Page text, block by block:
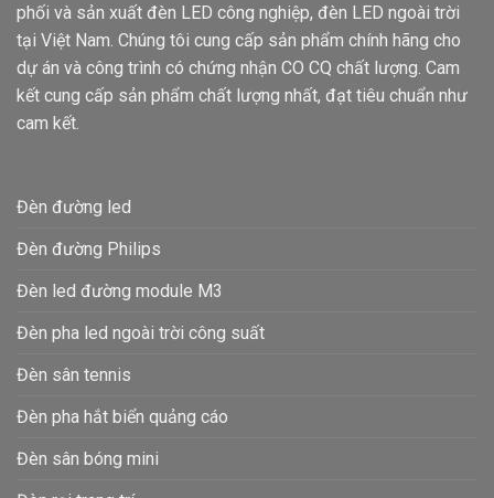
phối và sản xuất đèn LED công nghiệp, đèn LED ngoài trời
tại Việt Nam. Chúng tôi cung cấp sản phẩm chính hãng cho
dự án và công trình có chứng nhận CO CQ chất lượng. Cam
kết cung cấp sản phẩm chất lượng nhất, đạt tiêu chuẩn như
cam kết.
Đèn đường led
Đèn đường Philips
Đèn led đường module M3
Đèn pha led ngoài trời công suất
Đèn sân tennis
Đèn pha hắt biển quảng cáo
Đèn sân bóng mini